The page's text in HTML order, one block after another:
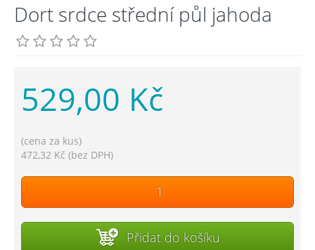
Dort srdce střední půl jahoda
529,00 Kč
(cena za kus)
472,32 Kč (bez DPH)
Přidat do košíku